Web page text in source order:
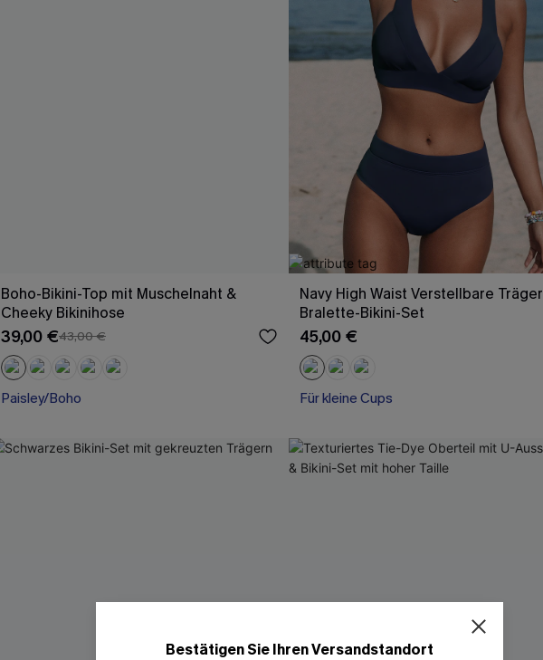
Boho-Bikini-Top mit Muschelnaht &
Cheeky Bikinihose
39,00 €43,00 €
Paisley/Boho
Navy High Waist Verstellbare Träger
Bralette-Bikini-Set
45,00 €
Für kleine Cups
Bestätigen Sie Ihren Versandstandort